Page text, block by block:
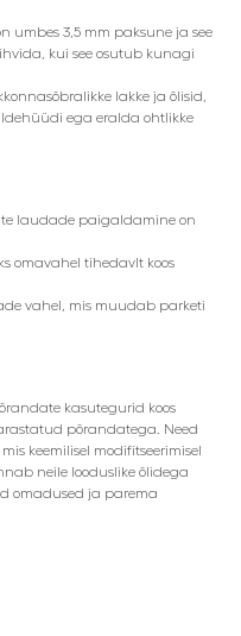
umbes 3,5 mm paksune ja see
kui see osutub kunagi
lakke ja õlisid,
ega eralda ohtlikke
laudade paigaldamine on
omavahel tihedavlt koos
vahel, mis muudab parketi
kasutegurid koos
põrandatega. Need
keemilisel modifitseerimisel
neile looduslike õlidega
omadused ja parema